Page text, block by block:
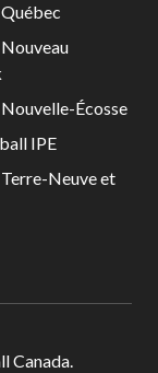
Écosse
IPE
Neuve et
Canada.